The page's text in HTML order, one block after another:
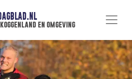
en omgeving